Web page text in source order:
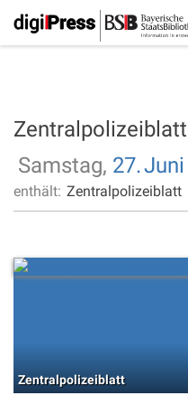
Zentralpolizeiblatt
Samstag, 27.Juni
enthält: Zentralpolizeiblatt
Zentralpolizeiblatt